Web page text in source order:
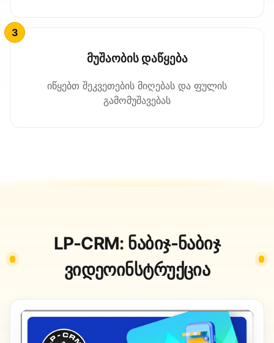
მუშაობის დაწყება
იწყებთ შეკვეთების მიღებას და ფულის
გამომუშავებას
LP-CRM: ნაბიჯ-ნაბიჯ
ვიდეოინსტრუქცია